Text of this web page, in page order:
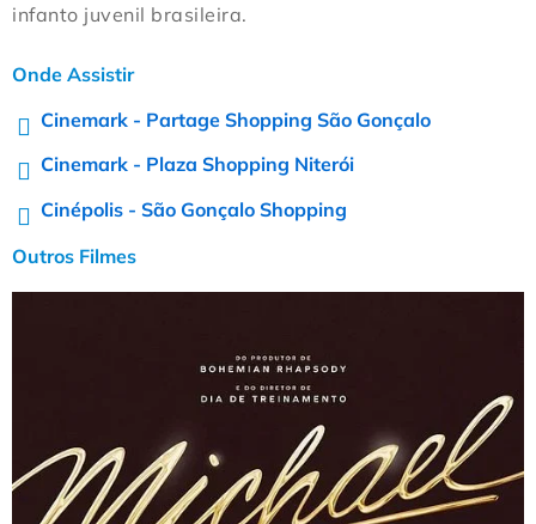
infanto juvenil brasileira.
Onde Assistir
Cinemark - Partage Shopping São Gonçalo
Cinemark - Plaza Shopping Niterói
Cinépolis - São Gonçalo Shopping
Outros Filmes